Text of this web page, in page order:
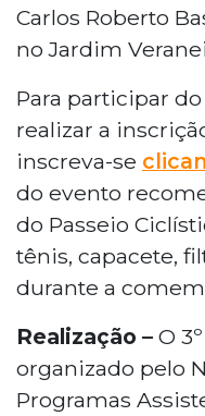
Carlos Roberto
no Jardim
Para participar
realizar a
inscreva-se
do evento
do Passeio
tênis, capacete,
durante a
Realização – O
organizado pelo
Programas